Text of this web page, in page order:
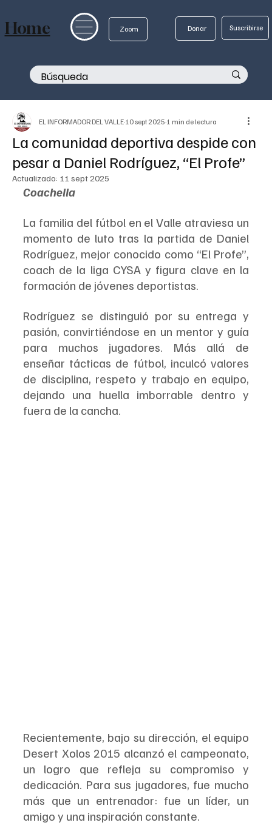
Zoom Donar Suscribirse
Home
La comunidad deportiva despide con
pesar a Daniel Rodríguez, “El Profe”
EL INFORMADOR DEL VALLE 10 sept 2025 1 min de lectura
Actualizado: 11 sept 2025
Coachella
La familia del fútbol en el Valle atraviesa un
momento de luto tras la partida de Daniel
Rodríguez, mejor conocido como “El Profe”,
coach de la liga CYSA y figura clave en la
formación de jóvenes deportistas.
Rodríguez se distinguió por su entrega y
pasión, convirtiéndose en un mentor y guía
para muchos jugadores. Más allá de
enseñar tácticas de fútbol, inculcó valores
de disciplina, respeto y trabajo en equipo,
dejando una huella imborrable dentro y
fuera de la cancha.
Recientemente, bajo su dirección, el equipo
Desert Xolos 2015 alcanzó el campeonato,
un logro que refleja su compromiso y
dedicación. Para sus jugadores, fue mucho
más que un entrenador: fue un líder, un
amigo y una inspiración constante.